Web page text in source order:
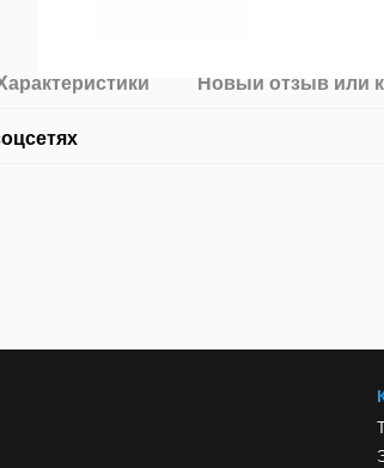
Новый отзыв или